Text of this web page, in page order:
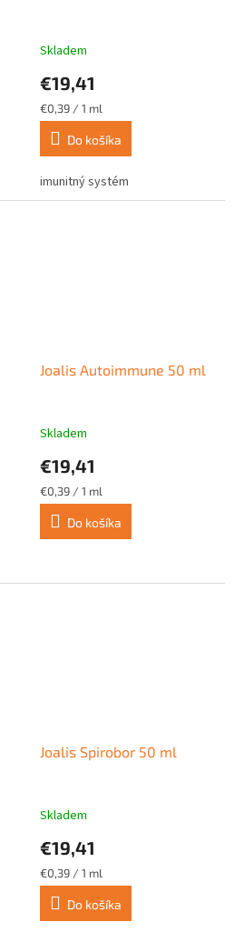
Skladem
€19,41
Jednotková
cena:
€0,39 / 1 ml
Do košíka
imunitný systém
Joalis Autoimmune 50 ml
Skladem
€19,41
Jednotková
cena:
€0,39 / 1 ml
Do košíka
Joalis Spirobor 50 ml
Skladem
€19,41
Jednotková
cena:
€0,39 / 1 ml
Do košíka